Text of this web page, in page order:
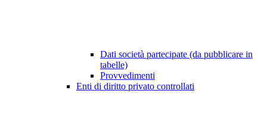
Dati società partecipate (da pubblicare in
tabelle)
Provvedimenti
Enti di diritto privato controllati